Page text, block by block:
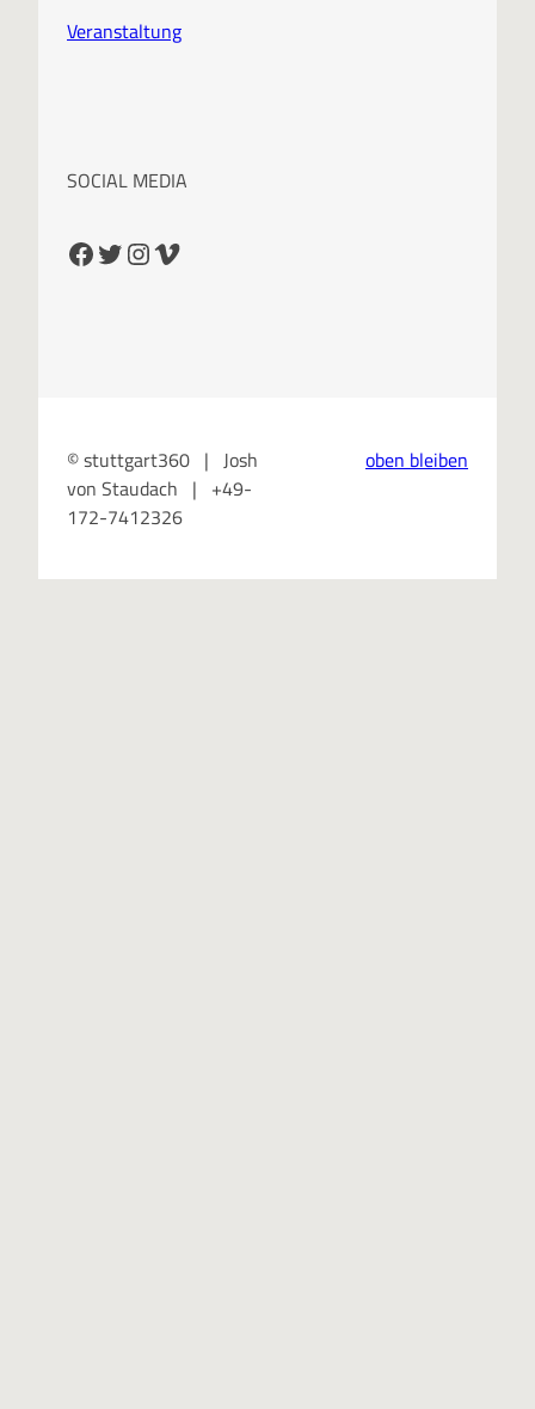
Veranstaltung
SOCIAL MEDIA
Facebook Twitter InstagramVimeo
© stuttgart360 | Josh
von Staudach | +49-
172-7412326
oben bleiben